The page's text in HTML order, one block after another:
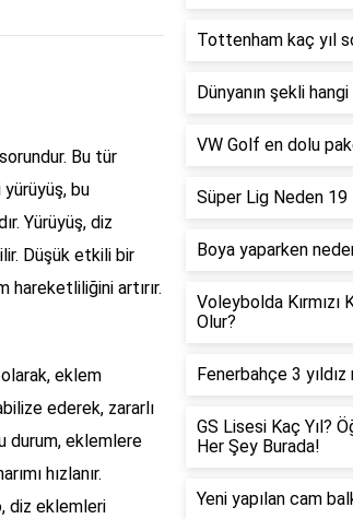
Bu tür
bu
Yürüyüş, diz
Düşük etkili bir
hareketliliğini artırır.
eklem
ederek, zararlı
durum, eklemlere
hızlanır.
diz eklemleri
Tottenham kaç yıl
Dünyanın şekli
VW Golf en dolu
Süper Lig Neden 19
Boya yaparken
Voleybolda Kırmızı
Olur?
Fenerbahçe 3 yıldız
GS Lisesi Kaç Yıl?
Her Şey Burada!
Yeni yapılan cam